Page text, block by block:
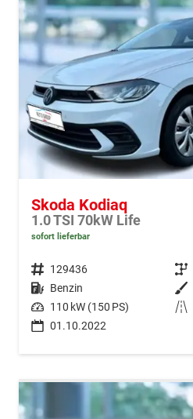
Skoda Kodiaq
1.0 TSI 70kW Life
sofort lieferbar
Fahrzeugnr. 129436 Getriebe
Kraftstoff Benzin Außenfarbe
Leistung 110 kW (150 PS) Kilometerstand
01.10.2022